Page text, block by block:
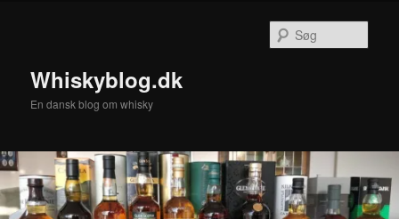
Whiskyblog.dk
En dansk blog om whisky